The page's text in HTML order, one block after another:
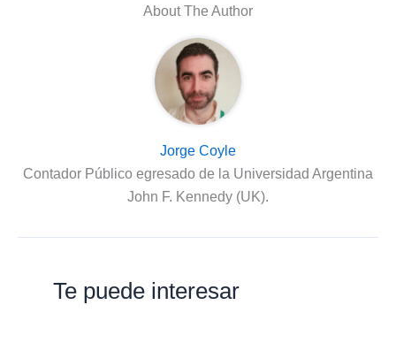
About The Author
Jorge Coyle
Contador Público egresado de la Universidad Argentina
John F. Kennedy (UK).
Te puede interesar